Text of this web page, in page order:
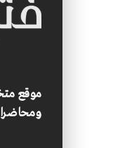
موقع